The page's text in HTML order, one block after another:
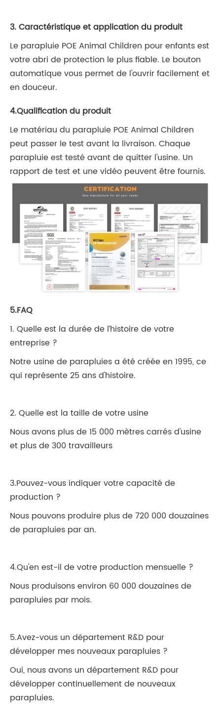
3. Caractéristique et application du produit
Le parapluie POE Animal Children pour enfants est
votre abri de protection le plus fiable. Le bouton
automatique vous permet de l'ouvrir facilement et
en douceur.
4.Qualification du produit
Le matériau du parapluie POE Animal Children
peut passer le test avant la livraison. Chaque
parapluie est testé avant de quitter l'usine. Un
rapport de test et une vidéo peuvent être fournis.
5.FAQ
1. Quelle est la durée de l’histoire de votre
entreprise ?
Notre usine de parapluies a été créée en 1995, ce
qui représente 25 ans d'histoire.
2. Quelle est la taille de votre usine
Nous avons plus de 15 000 mètres carrés d'usine
et plus de 300 travailleurs
3.Pouvez-vous indiquer votre capacité de
production ?
Nous pouvons produire plus de 720 000 douzaines
de parapluies par an.
4.Qu'en est-il de votre production mensuelle ?
Nous produisons environ 60 000 douzaines de
parapluies par mois.
5.Avez-vous un département R&D pour
développer mes nouveaux parapluies ?
Oui, nous avons un département R&D pour
développer continuellement de nouveaux
parapluies.